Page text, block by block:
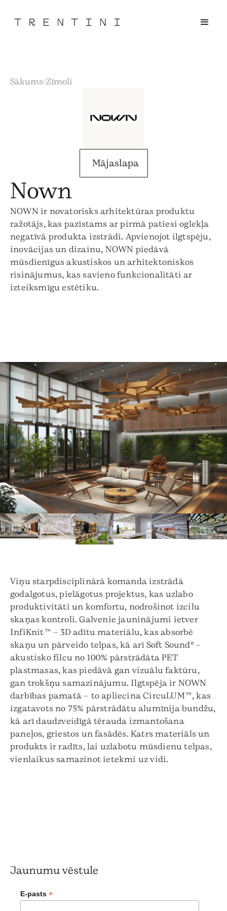
Sākums Zīmoli
Mājaslapa
Nown
NOWN ir novatorisks arhitektūras produktu
ražotājs, kas pazīstams ar pirmā patiesi oglekļa
negatīvā produkta izstrādi. Apvienojot ilgtspēju,
inovācijas un dizainu, NOWN piedāvā
mūsdienīgus akustiskos un arhitektoniskos
risinājumus, kas savieno funkcionalitāti ar
izteiksmīgu estētiku.
Viņu starpdisciplinārā komanda izstrādā
godalgotus, pielāgotus projektus, kas uzlabo
produktivitāti un komfortu, nodrošinot izcilu
skaņas kontroli. Galvenie jauninājumi ietver
InfiKnit™ – 3D adītu materiālu, kas absorbē
skaņu un pārveido telpas, kā arī Soft Sound® –
akustisko filcu no 100% pārstrādāta PET
plastmasas, kas piedāvā gan vizuālu faktūru,
gan trokšņu samazinājumu. Ilgtspēja ir NOWN
darbības pamatā – to apliecina CircuLUM™, kas
izgatavots no 75% pārstrādātu alumīnija bundžu,
kā arī daudzveidīgā tērauda izmantošana
paneļos, griestos un fasādēs. Katrs materiāls un
produkts ir radīts, lai uzlabotu mūsdienu telpas,
vienlaikus samazinot ietekmi uz vidi.
Jaunumu vēstule
E-pasts *